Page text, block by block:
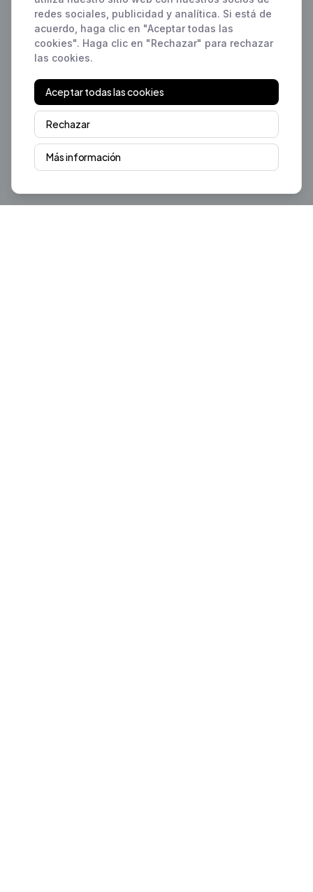
redes sociales, publicidad y analítica. Si está de
acuerdo, haga clic en "Aceptar todas las
cookies". Haga clic en "Rechazar" para rechazar
las cookies.
Aceptar todas las cookies
Rechazar
Más información